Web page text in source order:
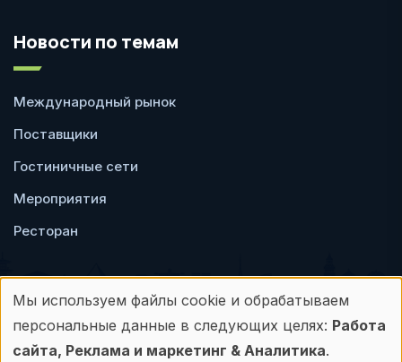
Новости по темам
Международный рынок
Поставщики
Гостиничные сети
Мероприятия
Ресторан
Пользовательское
Политика
Использование
Мы используем файлы cookie и обрабатываем
персональные данные в следующих целях: Работа
сайта, Реклама и маркетинг & Аналитика.